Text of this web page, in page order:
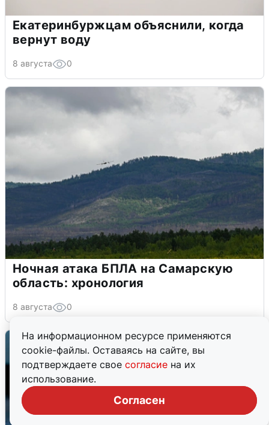
На информационном ресурсе применяются
cookie-файлы. Оставаясь на сайте, вы
подтверждаете свое согласие на их
использование.
Согласен
Екатеринбуржцам объяснили, когда
вернут воду
8 августа 0
Ночная атака БПЛА на Самарскую
область: хронология
8 августа 0